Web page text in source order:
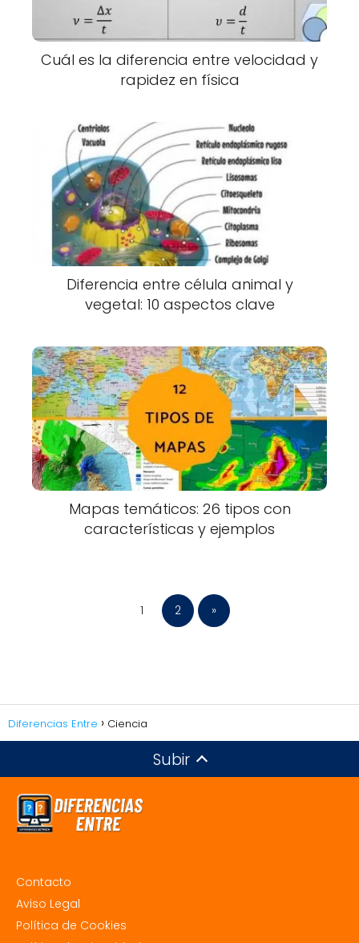
Cuál es la diferencia entre velocidad y
rapidez en física
Diferencia entre célula animal y
vegetal: 10 aspectos clave
Mapas temáticos: 26 tipos con
características y ejemplos
1 2 »
Diferencias Entre Ciencia
Subir
Contacto
Aviso Legal
Política de Cookies